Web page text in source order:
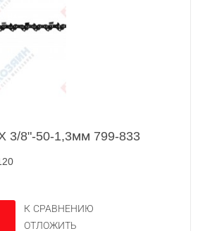
3/8"-50-1,3мм 799-833
К СРАВНЕНИЮ
ОТЛОЖИТЬ